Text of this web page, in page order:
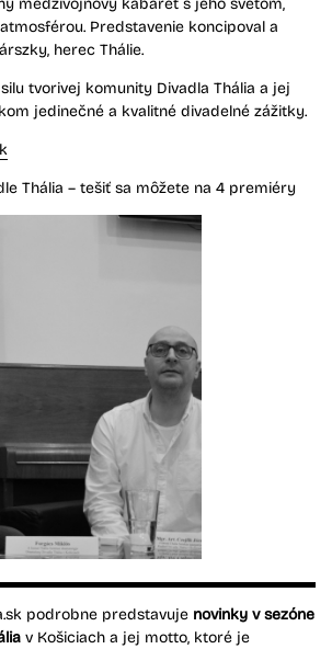
medzivojnový kabaret s jeho svetom,
Predstavenie koncipoval a
herec Thálie.
tvorivej komunity Divadla Thália a jej
jedinečné a kvalitné divadelné zážitky.
Thália – tešiť sa môžete na 4 premiéry
podrobne predstavuje novinky v sezóne
v Košiciach a jej motto, ktoré je